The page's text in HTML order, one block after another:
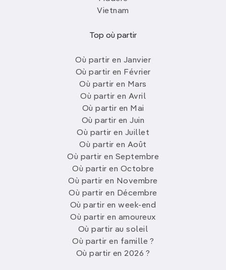
Vietnam
Top où partir
Où partir en Janvier
Où partir en Février
Où partir en Mars
Où partir en Avril
Où partir en Mai
Où partir en Juin
Où partir en Juillet
Où partir en Août
Où partir en Septembre
Où partir en Octobre
Où partir en Novembre
Où partir en Décembre
Où partir en week-end
Où partir en amoureux
Où partir au soleil
Où partir en famille ?
Où partir en 2026 ?